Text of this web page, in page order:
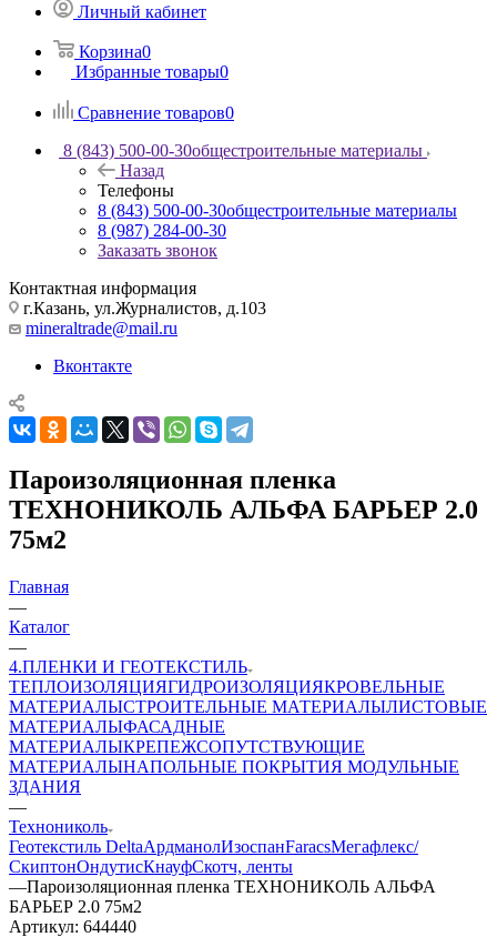
Личный кабинет
Корзина0
Избранные товары0
Сравнение товаров0
8 (843) 500-00-30общестроительные материалы
Назад
Телефоны
8 (843) 500-00-30общестроительные материалы
8 (987) 284-00-30
Заказать звонок
Контактная информация
г.Казань, ул.Журналистов, д.103
mineraltrade@mail.ru
Вконтакте
Пароизоляционная пленка
ТЕХНОНИКОЛЬ АЛЬФА БАРЬЕР 2.0
75м2
Главная
—
Каталог
—
4.ПЛЕНКИ И ГЕОТЕКСТИЛЬ
ТЕПЛОИЗОЛЯЦИЯГИДРОИЗОЛЯЦИЯКРОВЕЛЬНЫЕ
МАТЕРИАЛЫСТРОИТЕЛЬНЫЕ МАТЕРИАЛЫЛИСТОВЫЕ
МАТЕРИАЛЫФАСАДНЫЕ
МАТЕРИАЛЫКРЕПЕЖСОПУТСТВУЮЩИЕ
МАТЕРИАЛЫНАПОЛЬНЫЕ ПОКРЫТИЯ МОДУЛЬНЫЕ
ЗДАНИЯ
—
Технониколь
Геотекстиль DeltaАрдманолИзоспанFaracsМегафлекс/
СкиптонОндутисКнауфСкотч, ленты
—Пароизоляционная пленка ТЕХНОНИКОЛЬ АЛЬФА
БАРЬЕР 2.0 75м2
Артикул: 644440